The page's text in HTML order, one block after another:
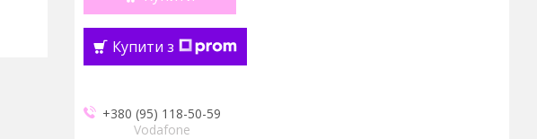
Купити з
+380 (95) 118-50-59
Vodafone